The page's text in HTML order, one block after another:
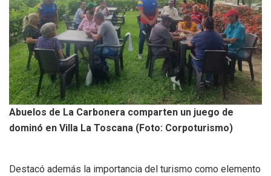
Abuelos de La Carbonera comparten un juego de
dominó en Villa La Toscana (Foto: Corpoturismo)
Destacó además la importancia del turismo como elemento